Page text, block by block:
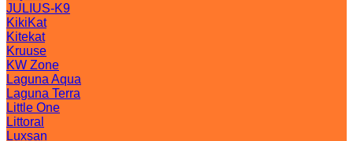
JULIUS-K9
KikiKat
Kitekat
Kruuse
KW Zone
Laguna Aqua
Laguna Terra
Little One
Littoral
Luxsan